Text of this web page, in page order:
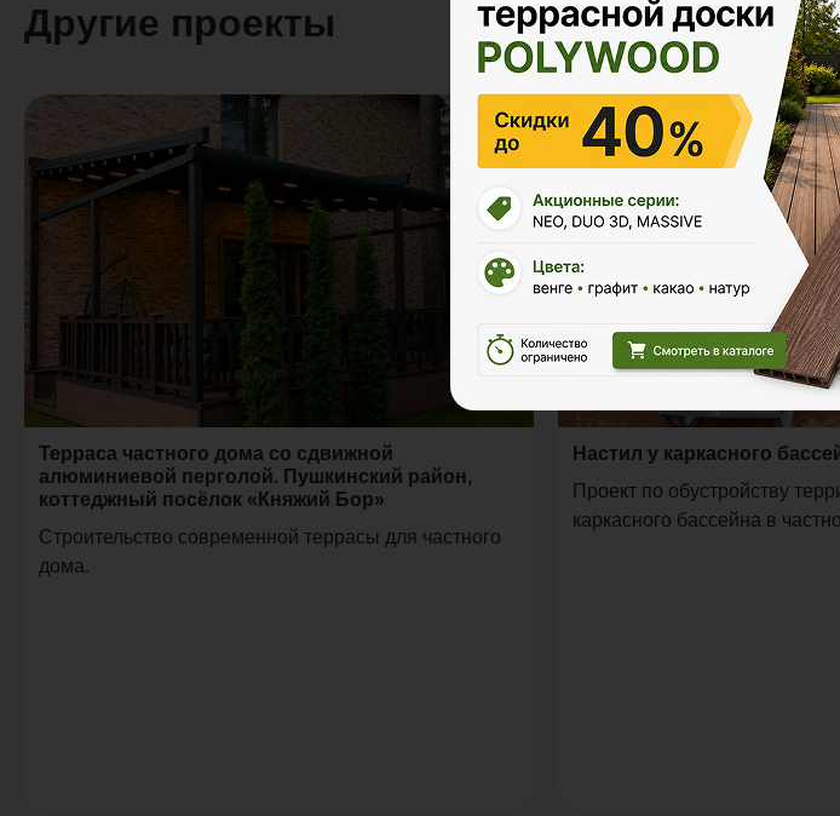
Другие проекты
Терраса частного дома со сдвижной
алюминиевой перголой. Пушкинский район,
коттеджный посёлок «Княжий Бор»
Строительство современной террасы для частного
дома.
Настил у каркасного
Проект по обустройству
каркасного бассейна в